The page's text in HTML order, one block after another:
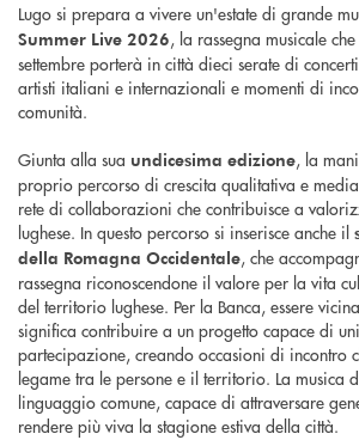
Lugo si prepara a vivere un'estate di grande
Summer Live 2026, la rassegna musicale
settembre porterà in città dieci serate di
artisti italiani e internazionali e momenti di
comunità.
Giunta alla sua undicesima edizione, la
proprio percorso di crescita qualitativa e
rete di collaborazioni che contribuisce a
lughese. In questo percorso si inserisce anche il
della Romagna Occidentale, che
rassegna riconoscendone il valore per la vita
del territorio lughese. Per la Banca, essere
significa contribuire a un progetto capace di
partecipazione, creando occasioni di incontro
legame tra le persone e il territorio. La musica
linguaggio comune, capace di attraversare
rendere più viva la stagione estiva della città.